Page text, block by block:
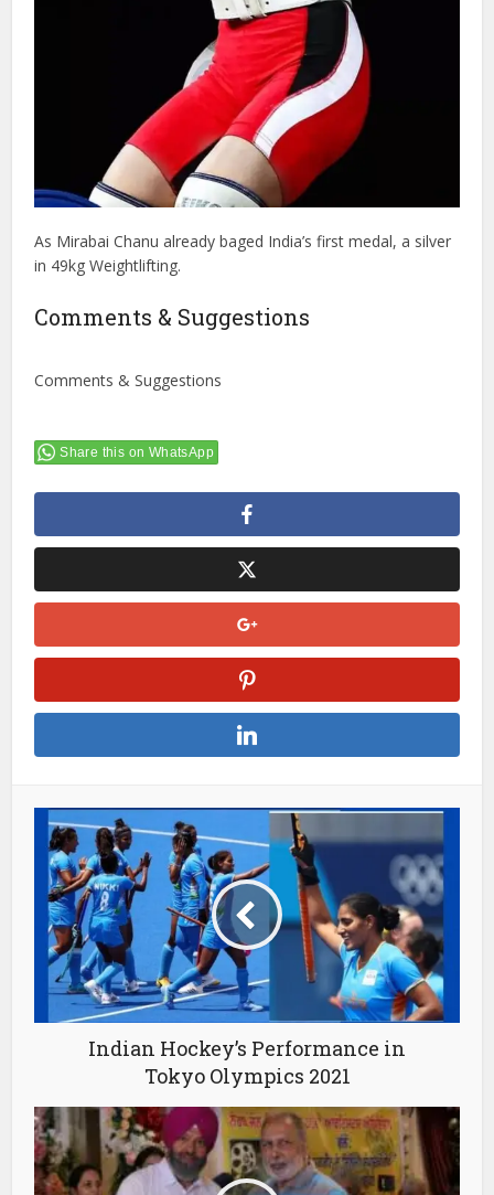
As Mirabai Chanu already baged India’s first medal, a silver
in 49kg Weightlifting.
Comments & Suggestions
Comments & Suggestions
Share this on WhatsApp
Indian Hockey’s Performance in
Tokyo Olympics 2021